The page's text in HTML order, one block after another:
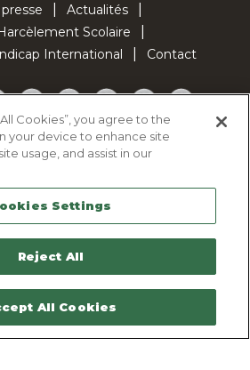
Actualités
Scolaire
International
Contact
TwitterYouTubePinterestInstagramLinkedInTikTok
d'utilisation des cookies
de confidentialité
légales
Plan du site
Contactez-nous
Cookies”, you agree to the
your device to enhance site
usage, and assist in our
Settings
Reject All
All Cookies